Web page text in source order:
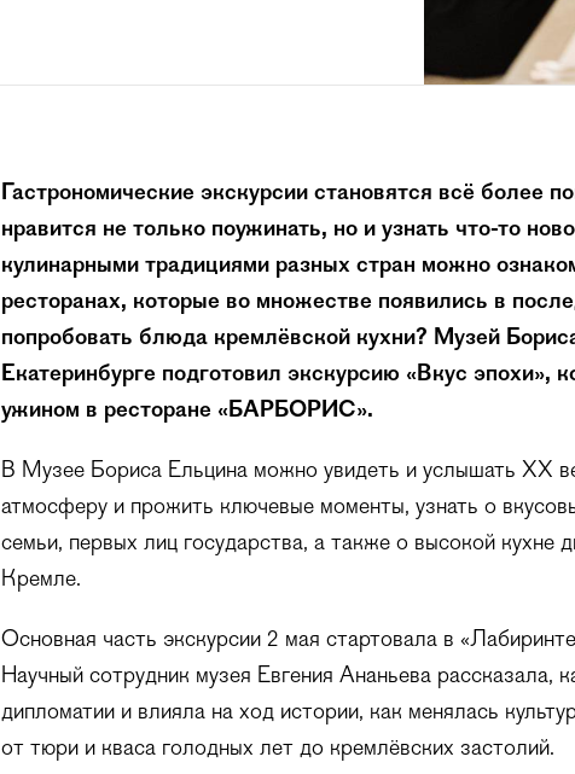
Гастрономические экскурсии становятся всё более
нравится не только поужинать, но и узнать что-то
кулинарными традициями разных стран можно
ресторанах, которые во множестве появились в
попробовать блюда кремлёвской кухни? Музей
Екатеринбурге подготовил экскурсию «Вкус эпохи»,
ужином в ресторане «БАРБОРИС».
В Музее Бориса Ельцина можно увидеть и услышать XX
атмосферу и прожить ключевые моменты, узнать о
семьи, первых лиц государства, а также о высокой кухне
Кремле.
Основная часть экскурсии 2 мая стартовала в
Научный сотрудник музея Евгения Ананьева рассказала,
дипломатии и влияла на ход истории, как менялась
от тюри и кваса голодных лет до кремлёвских застолий.